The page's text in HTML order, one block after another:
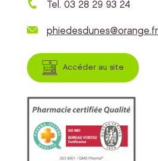
Tel. 03 28 29 93 24
phiedesdunes@orange.fr
Accéder au site